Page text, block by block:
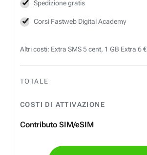
Spedizione gratis
Corsi Fastweb Digital Academy
Altri costi: Extra SMS 5 cent, 1 GB Extra 6 €
TOTALE
COSTI DI ATTIVAZIONE
Contributo SIM/eSIM